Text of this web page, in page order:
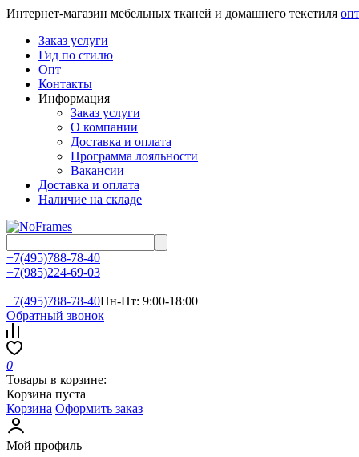
Интернет-магазин мебельных тканей и домашнего текстиля
Заказ услуги
Гид по стилю
Опт
Контакты
Информация
Заказ услуги
О компании
Доставка и оплата
Программа лояльности
Вакансии
Доставка и оплата
Наличие на складе
+7(495)788-78-40
+7(985)224-69-03
+7(495)788-78-40Пн-Пт: 9:00-18:00
Обратный звонок
0
Товары в корзине:
Корзина пуста
Корзина Оформить заказ
Мой профиль